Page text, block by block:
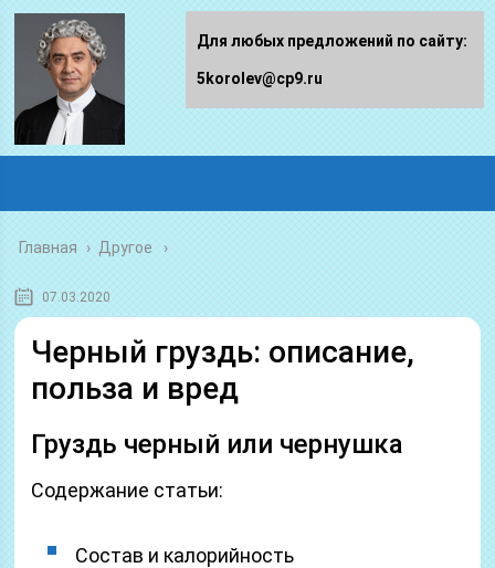
Главная › Другое
07.03.2020
Черный груздь: описание,
польза и вред
Груздь черный или чернушка
Содержание статьи:
Состав и калорийность
Для любых предложений по сайту:
5korolev@cp9.ru